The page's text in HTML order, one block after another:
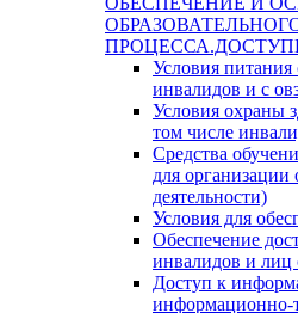
Условия
инвалидов и с
Условия охраны
том числе
Средства
для организации
деятельности)
Условия для
Обеспечение
инвалидов и
Доступ к
информационно-